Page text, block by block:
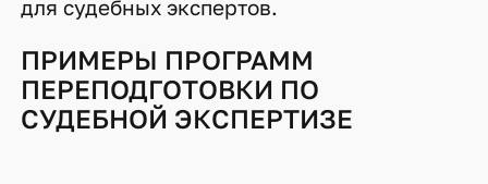
для судебных экспертов.
ПРИМЕРЫ ПРОГРАММ
ПЕРЕПОДГОТОВКИ ПО
СУДЕБНОЙ ЭКСПЕРТИЗЕ